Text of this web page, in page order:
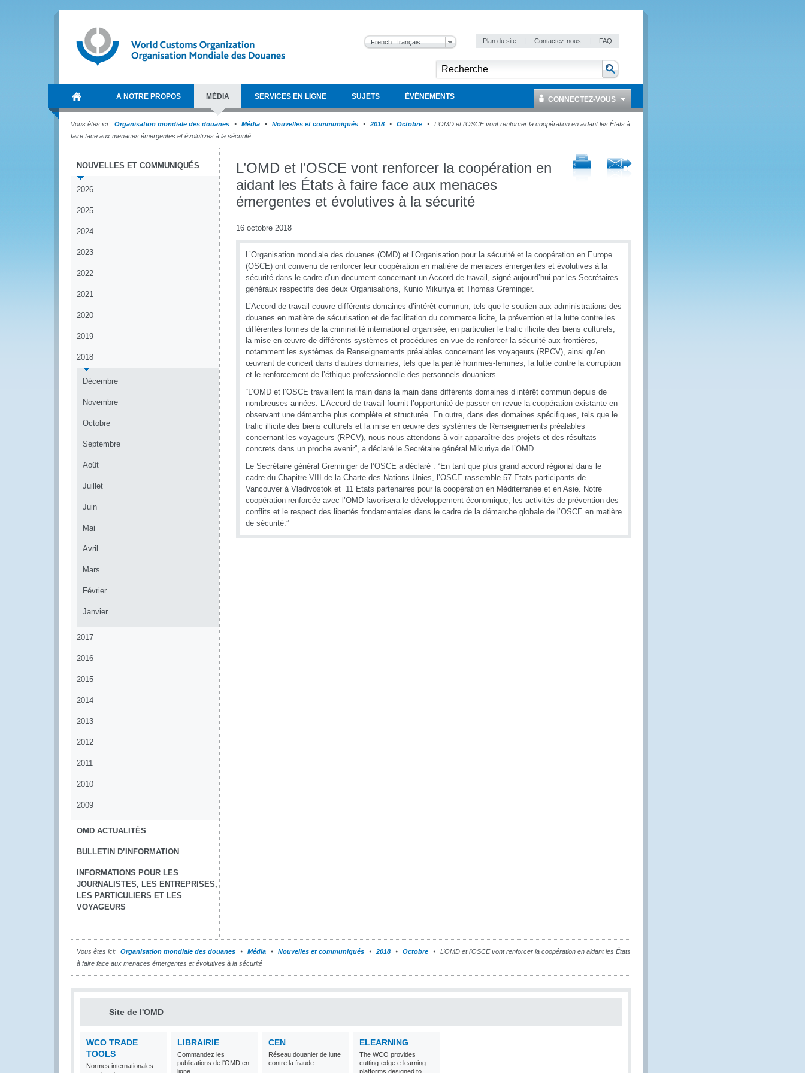
French : français Plan du site | Contactez-nous | FAQ
A NOTRE PROPOS MÉDIA SERVICES EN LIGNE SUJETS ÉVÉNEMENTS CONNECTEZ-VOUS
Vous êtes ici: Organisation mondiale des douanes Média Nouvelles et communiqués 2018 Octobre
L’OMD et l’OSCE vont renforcer la coopération en aidant les États à
faire face aux menaces émergentes et évolutives à la sécurité
NOUVELLES ET COMMUNIQUÉS
2026
2025
2024
2023
2022
2021
2020
2019
2018
Décembre
Novembre
Octobre
Septembre
Août
Juillet
Juin
Mai
Avril
Mars
Février
Janvier
2017
2016
2015
2014
2013
2012
2011
2010
2009
OMD ACTUALITÉS
BULLETIN D’INFORMATION
INFORMATIONS POUR LES
JOURNALISTES, LES ENTREPRISES,
LES PARTICULIERS ET LES
VOYAGEURS
L’OMD et l’OSCE vont renforcer la coopération en
aidant les États à faire face aux menaces
émergentes et évolutives à la sécurité
16 octobre 2018
L’Organisation mondiale des douanes (OMD) et l’Organisation pour la sécurité et la coopération en Europe
(OSCE) ont convenu de renforcer leur coopération en matière de menaces émergentes et évolutives à la
sécurité dans le cadre d’un document concernant un Accord de travail, signé aujourd’hui par les Secrétaires
généraux respectifs des deux Organisations, Kunio Mikuriya et Thomas Greminger.
L’Accord de travail couvre différents domaines d’intérêt commun, tels que le soutien aux administrations des
douanes en matière de sécurisation et de facilitation du commerce licite, la prévention et la lutte contre les
différentes formes de la criminalité international organisée, en particulier le trafic illicite des biens culturels,
la mise en œuvre de différents systèmes et procédures en vue de renforcer la sécurité aux frontières,
notamment les systèmes de Renseignements préalables concernant les voyageurs (RPCV), ainsi qu’en
œuvrant de concert dans d’autres domaines, tels que la parité hommes-femmes, la lutte contre la corruption
et le renforcement de l’éthique professionnelle des personnels douaniers.
“L’OMD et l’OSCE travaillent la main dans la main dans différents domaines d’intérêt commun depuis de
nombreuses années. L’Accord de travail fournit l’opportunité de passer en revue la coopération existante en
observant une démarche plus complète et structurée. En outre, dans des domaines spécifiques, tels que le
trafic illicite des biens culturels et la mise en œuvre des systèmes de Renseignements préalables
concernant les voyageurs (RPCV), nous nous attendons à voir apparaître des projets et des résultats
concrets dans un proche avenir”, a déclaré le Secrétaire général Mikuriya de l’OMD.
Le Secrétaire général Greminger de l’OSCE a déclaré : “En tant que plus grand accord régional dans le
cadre du Chapitre VIII de la Charte des Nations Unies, l’OSCE rassemble 57 Etats participants de
Vancouver à Vladivostok et 11 Etats partenaires pour la coopération en Méditerranée et en Asie. Notre
coopération renforcée avec l’OMD favorisera le développement économique, les activités de prévention des
conflits et le respect des libertés fondamentales dans le cadre de la démarche globale de l’OSCE en matière
de sécurité.”
Vous êtes ici: Organisation mondiale des douanes Média Nouvelles et communiqués 2018 Octobre
L’OMD et l’OSCE vont renforcer la coopération en aidant les États
à faire face aux menaces émergentes et évolutives à la sécurité
Site de l'OMD
WCO TRADE
TOOLS
Normes internationales
LIBRAIRIE
Commandez les
publications de l'OMD en
ligne
CEN
Réseau douanier de lutte
contre la fraude
ELEARNING
The WCO provides
cutting-edge e-learning
platforms designed to